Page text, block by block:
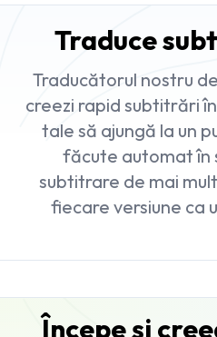
Traduce
Traducătorul nostru
creezi rapid subtitrări
tale să ajungă la un
făcute automat în
subtitrare de mai
fiecare versiune ca
Începe și